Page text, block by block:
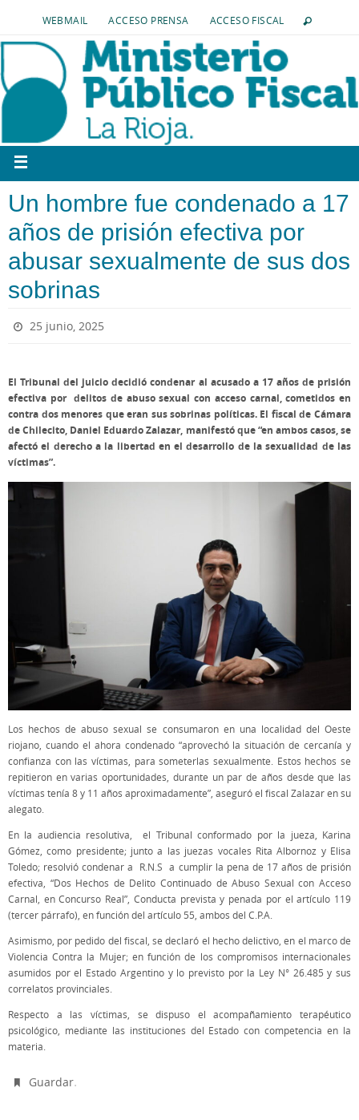
WEBMAIL ACCESO PRENSA ACCESO FISCAL
Un hombre fue condenado a 17
años de prisión efectiva por
abusar sexualmente de sus dos
sobrinas
25 junio, 2025
El Tribunal del juicio decidió condenar al acusado a 17 años de prisión
efectiva por delitos de abuso sexual con acceso carnal, cometidos en
contra dos menores que eran sus sobrinas políticas. El fiscal de Cámara
de Chilecito, Daniel Eduardo Zalazar, manifestó que “en ambos casos, se
afectó el derecho a la libertad en el desarrollo de la sexualidad de las
víctimas”.
Los hechos de abuso sexual se consumaron en una localidad del Oeste
riojano, cuando el ahora condenado “aprovechó la situación de cercanía y
confianza con las víctimas, para someterlas sexualmente. Estos hechos se
repitieron en varias oportunidades, durante un par de años desde que las
víctimas tenía 8 y 11 años aproximadamente”, aseguró el fiscal Zalazar en su
alegato.
En la audiencia resolutiva, el Tribunal conformado por la jueza, Karina
Gómez, como presidente; junto a las juezas vocales Rita Albornoz y Elisa
Toledo; resolvió condenar a R.N.S a cumplir la pena de 17 años de prisión
efectiva, “Dos Hechos de Delito Continuado de Abuso Sexual con Acceso
Carnal, en Concurso Real”, Conducta prevista y penada por el artículo 119
(tercer párrafo), en función del artículo 55, ambos del C.P.A.
Asimismo, por pedido del fiscal, se declaró el hecho delictivo, en el marco de
Violencia Contra la Mujer; en función de los compromisos internacionales
asumidos por el Estado Argentino y lo previsto por la Ley N° 26.485 y sus
correlatos provinciales.
Respecto a las víctimas, se dispuso el acompañamiento terapéutico
psicológico, mediante las instituciones del Estado con competencia en la
materia.
Guardar.